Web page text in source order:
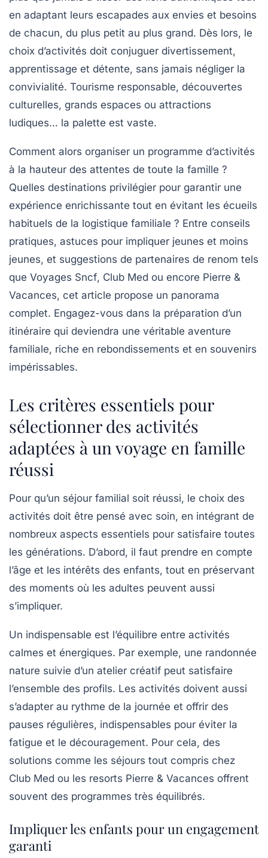
en adaptant leurs escapades aux envies et besoins
de chacun, du plus petit au plus grand. Dès lors, le
choix d’activités doit conjuguer divertissement,
apprentissage et détente, sans jamais négliger la
convivialité. Tourisme responsable, découvertes
culturelles, grands espaces ou attractions
ludiques… la palette est vaste.
Comment alors organiser un programme d’activités
à la hauteur des attentes de toute la famille ?
Quelles destinations privilégier pour garantir une
expérience enrichissante tout en évitant les écueils
habituels de la logistique familiale ? Entre conseils
pratiques, astuces pour impliquer jeunes et moins
jeunes, et suggestions de partenaires de renom tels
que Voyages Sncf, Club Med ou encore Pierre &
Vacances, cet article propose un panorama
complet. Engagez-vous dans la préparation d’un
itinéraire qui deviendra une véritable aventure
familiale, riche en rebondissements et en souvenirs
impérissables.
Les critères essentiels pour
sélectionner des activités
adaptées à un voyage en famille
réussi
Pour qu’un séjour familial soit réussi, le choix des
activités doit être pensé avec soin, en intégrant de
nombreux aspects essentiels pour satisfaire toutes
les générations. D’abord, il faut prendre en compte
l’âge et les intérêts des enfants, tout en préservant
des moments où les adultes peuvent aussi
s’impliquer.
Un indispensable est l’équilibre entre activités
calmes et énergiques. Par exemple, une randonnée
nature suivie d’un atelier créatif peut satisfaire
l’ensemble des profils. Les activités doivent aussi
s’adapter au rythme de la journée et offrir des
pauses régulières, indispensables pour éviter la
fatigue et le découragement. Pour cela, des
solutions comme les séjours tout compris chez
Club Med ou les resorts Pierre & Vacances offrent
souvent des programmes très équilibrés.
Impliquer les enfants pour un engagement
garanti